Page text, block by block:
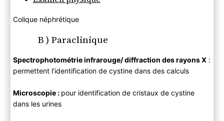
Colique néphrétique
B ) Paraclinique
Spectrophotométrie infrarouge/ diffraction des rayons X:
permettent l’identification de cystine dans des calculs
Microscopie : pour identification de cristaux de cystine
dans les urines